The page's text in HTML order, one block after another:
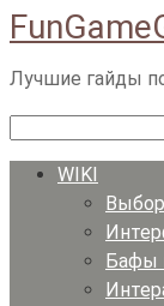
Перейти
к
контенту
Лучшие гайды
WIKI
Бафы